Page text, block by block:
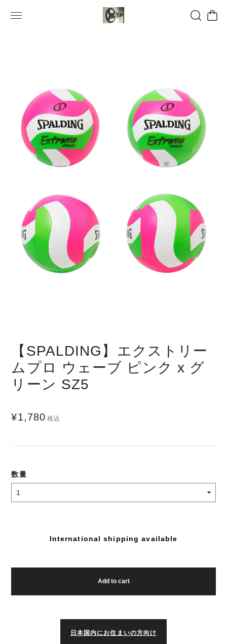
【SPALDING】エクストリー
ムプロ ウェーブ ピンク x グ
リーン SZ5
¥1,780 税込
数量
International shipping available
Add to cart
日本国内にお住まいの方向け